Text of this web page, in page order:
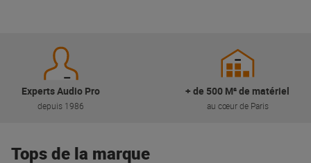
Experts Audio Pro
depuis 1986
+ de 500 M² de matériel
au cœur de Paris
Tops de la marque